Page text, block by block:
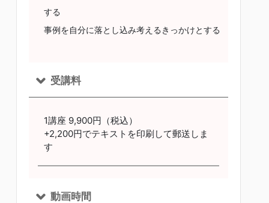
する
事例を自分に落とし込み考えるきっかけとする
受講料
1講座 9,900円（税込）
+2,200円でテキストを印刷して郵送しま
す
動画時間